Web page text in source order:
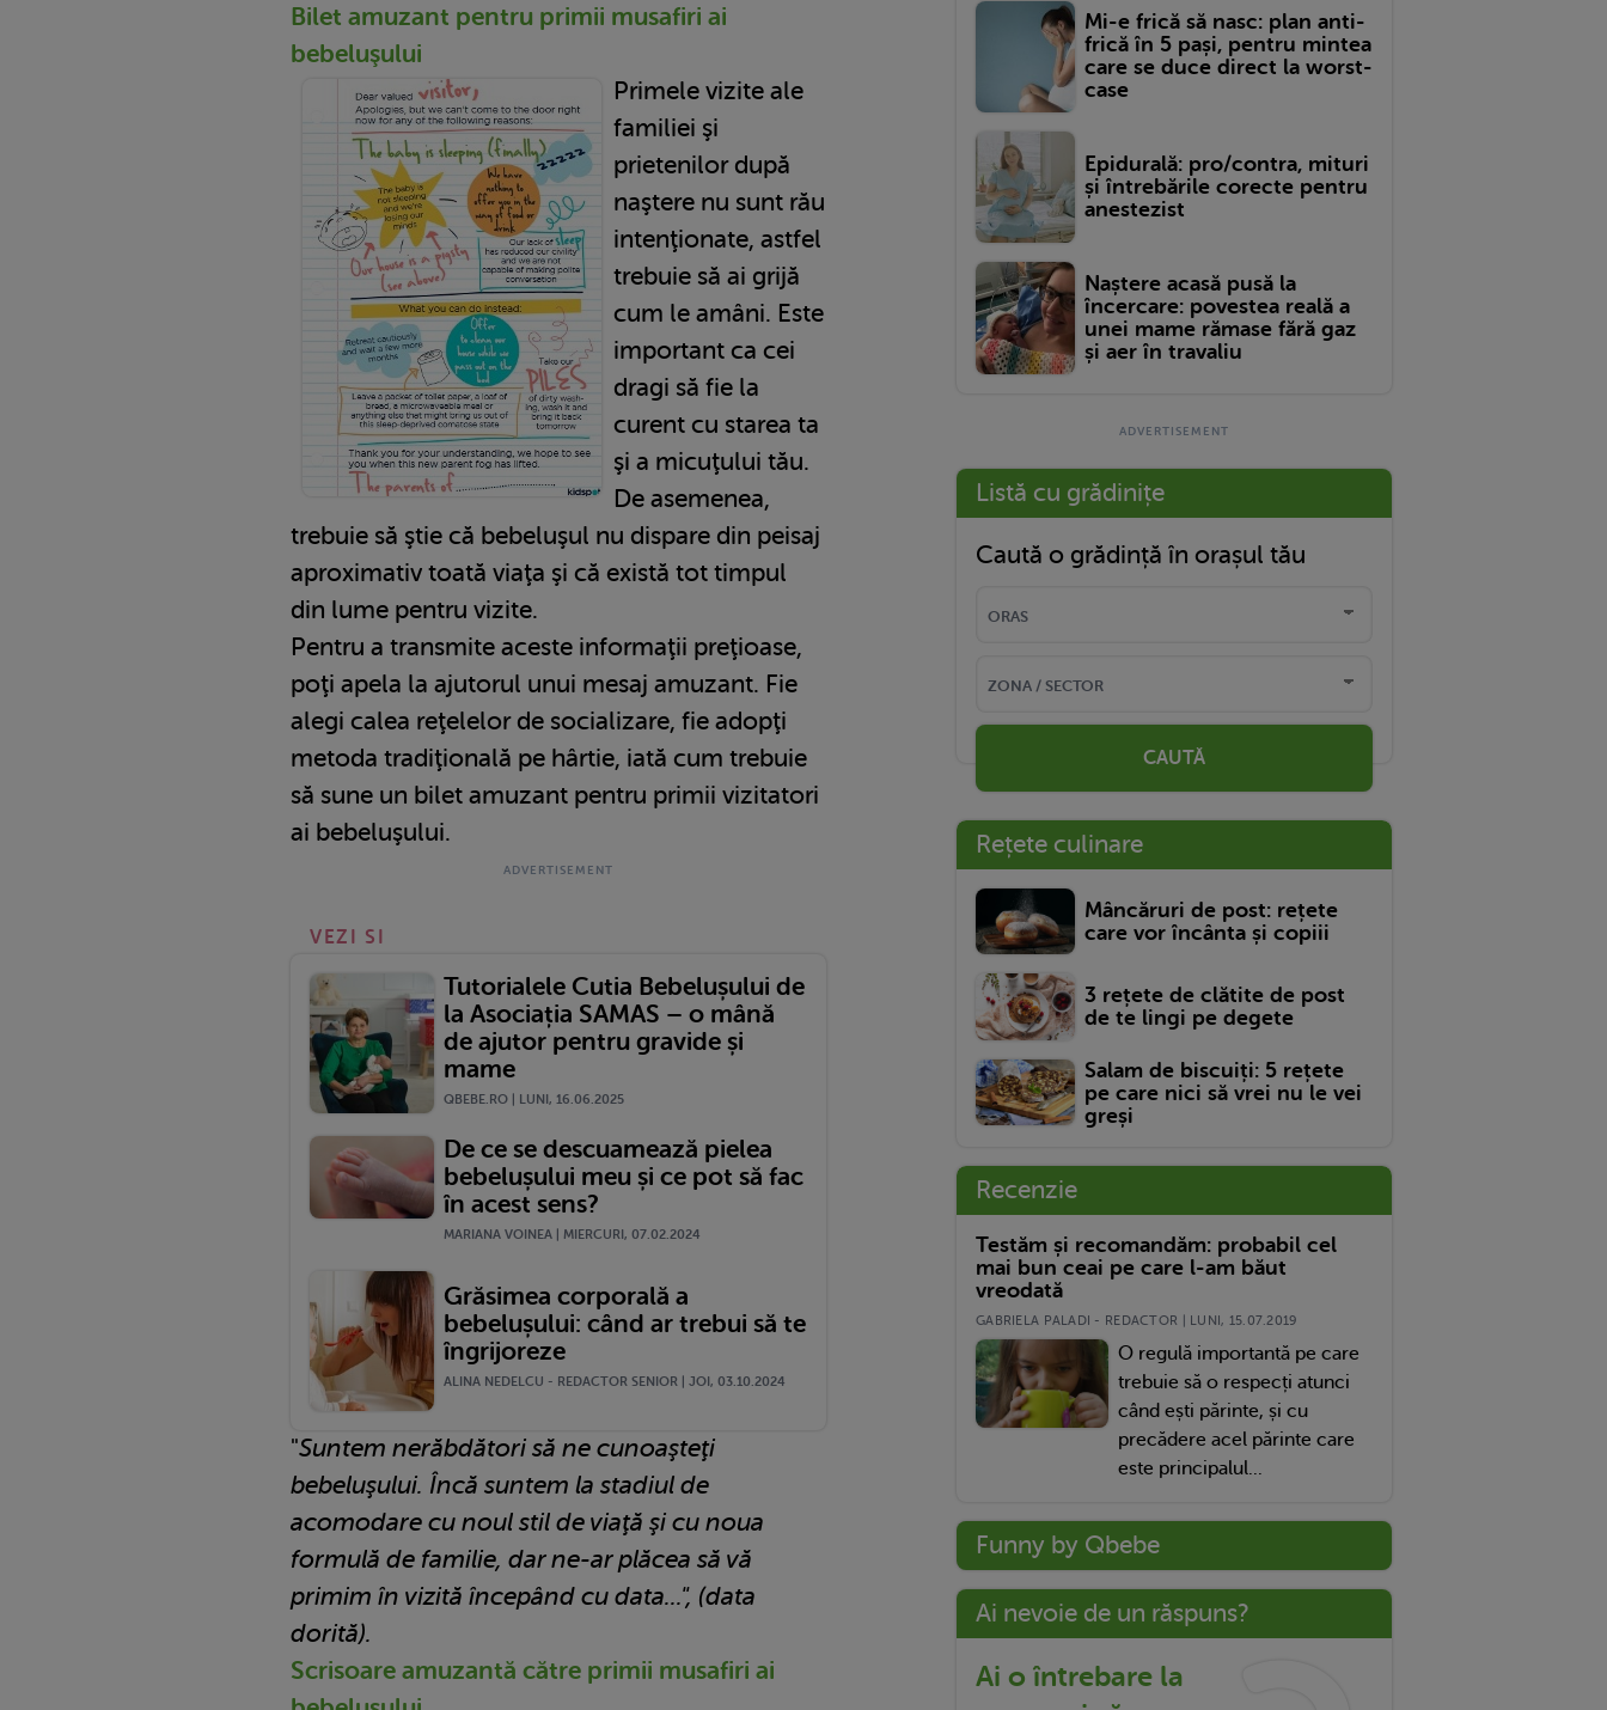
Bilet amuzant pentru primii musafiri ai
bebeluşului
Primele vizite ale
familiei şi
prietenilor după
naştere nu sunt rău
intenţionate, astfel
trebuie să ai grijă
cum le amâni. Este
important ca cei
dragi să fie la
curent cu starea ta
şi a micuţului tău.
De asemenea,
trebuie să ştie că bebeluşul nu dispare din peisaj
aproximativ toată viaţa şi că există tot timpul
din lume pentru vizite.
Pentru a transmite aceste informaţii preţioase,
poţi apela la ajutorul unui mesaj amuzant. Fie
alegi calea reţelelor de socializare, fie adopţi
metoda tradiţională pe hârtie, iată cum trebuie
să sune un bilet amuzant pentru primii vizitatori
ai bebeluşului.
VEZI SI
Tutorialele Cutia Bebelușului de
la Asociația SAMAS – o mână
de ajutor pentru gravide și
mame
QBEBE.RO | LUNI, 16.06.2025
De ce se descuamează pielea
bebelușului meu și ce pot să fac
în acest sens?
MARIANA VOINEA | MIERCURI, 07.02.2024
Grăsimea corporală a
bebelușului: când ar trebui să te
îngrijoreze
ALINA NEDELCU - REDACTOR SENIOR | JOI, 03.10.2024
"Suntem nerăbdători să ne cunoaşteţi
bebeluşului. Încă suntem la stadiul de
acomodare cu noul stil de viaţă şi cu noua
formulă de familie, dar ne-ar plăcea să vă
primim în vizită începând cu data...", (data
dorită).
Scrisoare amuzantă către primii musafiri ai
Mi-e frică să nasc: plan anti-
frică în 5 pași, pentru mintea
care se duce direct la worst-
case
Epidurală: pro/contra, mituri
și întrebările corecte pentru
anestezist
Naștere acasă pusă la
încercare: povestea reală a
unei mame rămase fără gaz
și aer în travaliu
Listă cu grădinițe
Caută o grădință în orașul tău
CAUTĂ
Rețete culinare
Mâncăruri de post: rețete
care vor încânta și copiii
3 rețete de clătite de post
de te lingi pe degete
Salam de biscuiți: 5 rețete
pe care nici să vrei nu le vei
greși
Recenzie
Testăm și recomandăm: probabil cel
mai bun ceai pe care l-am băut
vreodată
GABRIELA PALADI - REDACTOR | LUNI, 15.07.2019
O regulă importantă pe care
trebuie să o respecți atunci
când ești părinte, și cu
precădere acel părinte care
este principalul...
Funny by Qbebe
Ai nevoie de un răspuns?
Ai o întrebare la